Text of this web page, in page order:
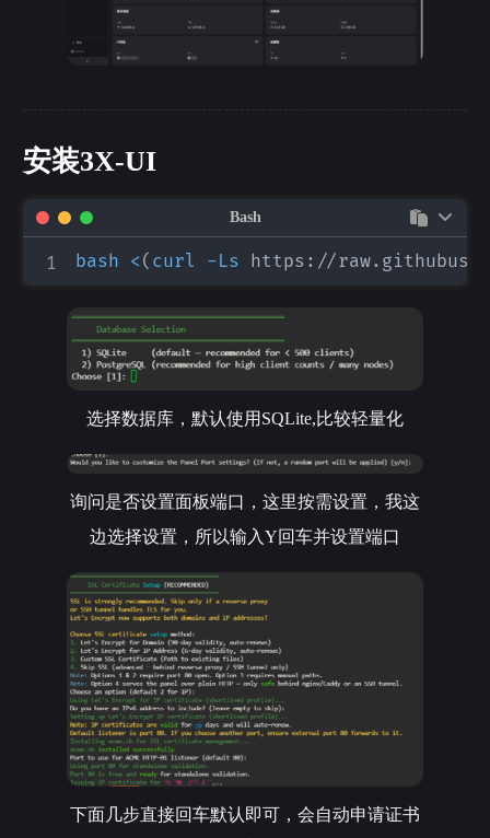
微信
安装3X-UI
bash <( curl -Ls https://
Bash
选择数据库，默认使用SQLite,比较轻量化
询问是否设置面板端口，这里按需设置，我这
边选择设置，所以输入Y回车并设置端口
下面几步直接回车默认即可，会自动申请证书